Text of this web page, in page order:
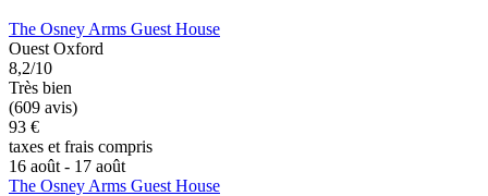
The Osney Arms Guest House
Ouest Oxford
8,2/10
Très bien
(609 avis)
93 €
taxes et frais compris
16 août - 17 août
The Osney Arms Guest House